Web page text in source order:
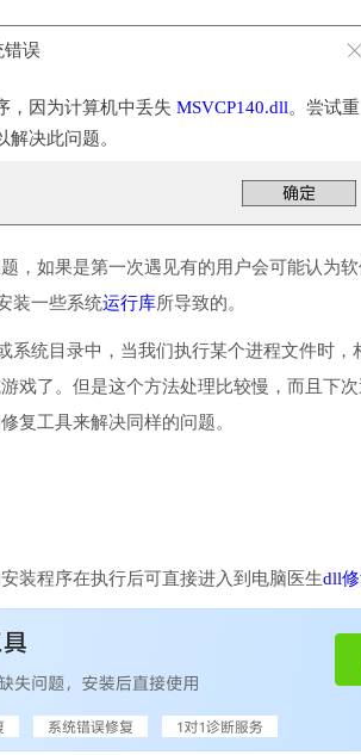
错误
，因为计算机中丢失 MSVCP140.dll。尝试重
解决此问题。
，如果是第一次遇见有的用户会可能认为
装一些系统运行库所导致的。
系统目录中，当我们执行某个进程文件时，
戏了。但是这个方法处理比较慢，而且下
复工具来解决同样的问题。
装程序在执行后可直接进入到电脑医生dll修